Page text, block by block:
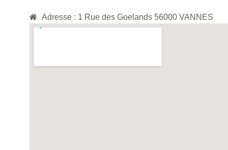
Adresse : 1 Rue des Goelands 56000 VANNES